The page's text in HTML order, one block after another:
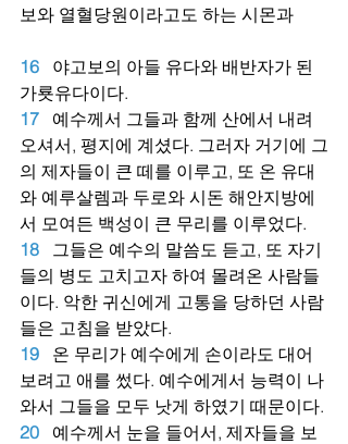
보와 열혈당원이라고도 하는 시몬과
16
야고보의 아들 유다와 배반자가 된
가룟유다이다.
17
예수께서 그들과 함께 산에서 내려
오셔서, 평지에 계셨다. 그러자 거기에 그
의 제자들이 큰 떼를 이루고, 또 온 유대
와 예루살렘과 두로와 시돈 해안지방에
서 모여든 백성이 큰 무리를 이루었다.
18
그들은 예수의 말씀도 듣고, 또 자기
들의 병도 고치고자 하여 몰려온 사람들
이다. 악한 귀신에게 고통을 당하던 사람
들은 고침을 받았다.
19
온 무리가 예수에게 손이라도 대어
보려고 애를 썼다. 예수에게서 능력이 나
와서 그들을 모두 낫게 하였기 때문이다.
20
예수께서 눈을 들어서, 제자들을 보